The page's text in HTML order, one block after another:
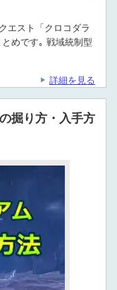
エスト「クロコダラ
めです｡ 戦域統制型
詳細を見る
掘り方・入手方